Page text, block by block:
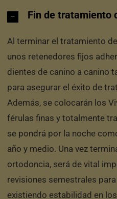
Fin de tratamiento
Al terminar el tratamiento
unos retenedores fijos
dientes de canino a canino
para asegurar el éxito de
Además, se colocarán los
férulas finas y totalmente
se pondrá por la noche
año y medio. Una vez
ortodoncia, será de vital
revisiones semestrales
existiendo estabilidad en